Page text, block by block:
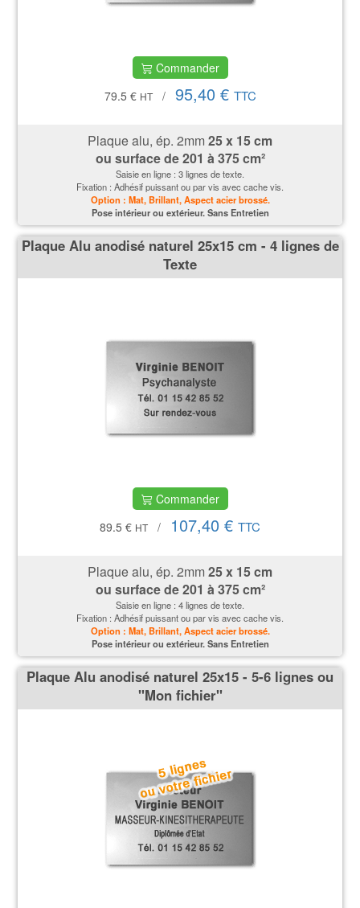
Commander
79.5 € HT / 95,40 € TTC
Plaque alu, ép. 2mm25 x 15 cm
ou surface de201 à 375 cm²
Saisie en ligne : 3 lignes de texte.
Fixation : Adhésif puissant ou par vis avec cache vis.
Option : Mat, Brillant, Aspect acier brossé.
Pose intérieur ou extérieur. Sans Entretien
Plaque Alu anodisé naturel 25x15 cm - 4 lignes de
Texte
Commander
89.5 € HT / 107,40 € TTC
Plaque alu, ép. 2mm25 x 15 cm
ou surface de201 à 375 cm²
Saisie en ligne : 4 lignes de texte.
Fixation : Adhésif puissant ou par vis avec cache vis.
Option : Mat, Brillant, Aspect acier brossé.
Pose intérieur ou extérieur. Sans Entretien
Plaque Alu anodisé naturel 25x15 - 5-6 lignes ou
''Mon fichier''